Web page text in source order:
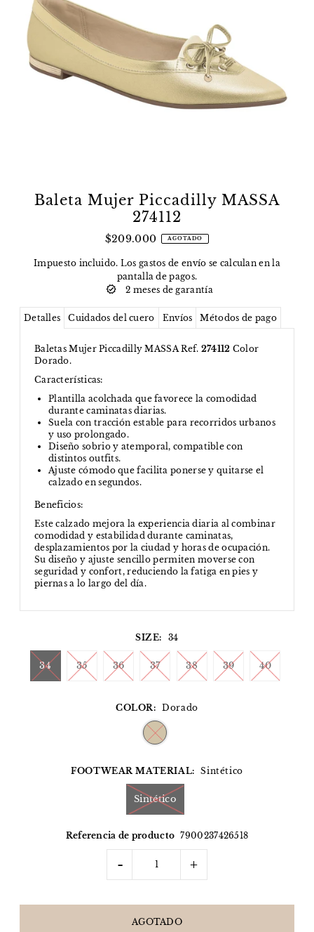
Baleta Mujer Piccadilly MASSA
274112
$209.000 AGOTADO
Impuesto incluido. Los gastos de envío se calculan en la
pantalla de pagos.
2 meses de garantía
Detalles Cuidados del cuero Envíos Métodos de pago
Baletas Mujer Piccadilly MASSA Ref. 274112 Color
Dorado.
Características:
Plantilla acolchada que favorece la comodidad
durante caminatas diarias.
Suela con tracción estable para recorridos urbanos
y uso prolongado.
Diseño sobrio y atemporal, compatible con
distintos outfits.
Ajuste cómodo que facilita ponerse y quitarse el
calzado en segundos.
Beneficios:
Este calzado mejora la experiencia diaria al combinar
comodidad y estabilidad durante caminatas,
desplazamientos por la ciudad y horas de ocupación.
Su diseño y ajuste sencillo permiten moverse con
seguridad y confort, reduciendo la fatiga en pies y
piernas a lo largo del día.
SIZE: 34
34 35 36 37 38 39 40
COLOR: Dorado
FOOTWEAR MATERIAL: Sintético
Sintético
Referencia de producto 7900237426518
- +